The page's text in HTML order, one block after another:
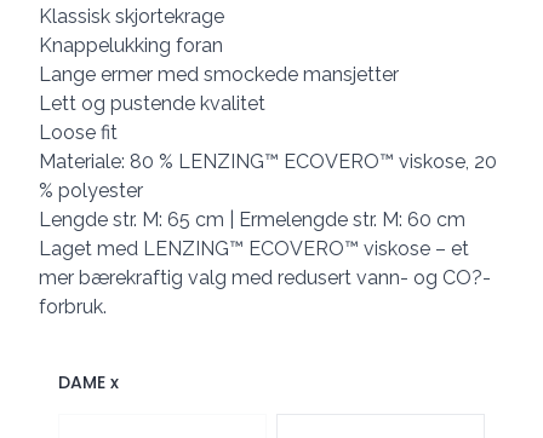
Klassisk skjortekrage
Knappelukking foran
Lange ermer med smockede mansjetter
Lett og pustende kvalitet
Loose fit
Materiale: 80 % LENZING™ ECOVERO™ viskose, 20
% polyester
Lengde str. M: 65 cm | Ermelengde str. M: 60 cm
Laget med LENZING™ ECOVERO™ viskose – et
mer bærekraftig valg med redusert vann- og CO?-
forbruk.
DAME x